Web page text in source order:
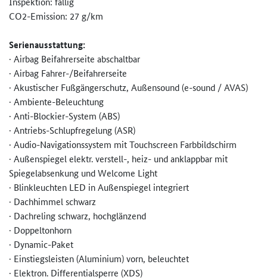
CO2-Emission: 27 g/km
Serienausstattung:
· Airbag Beifahrerseite abschaltbar
· Airbag Fahrer-/Beifahrerseite
· Akustischer Fußgängerschutz, Außensound (e-sound / AVAS)
· Ambiente-Beleuchtung
· Anti-Blockier-System (ABS)
· Antriebs-Schlupfregelung (ASR)
· Audio-Navigationssystem mit Touchscreen Farbbildschirm
· Außenspiegel elektr. verstell-, heiz- und anklappbar mit
Spiegelabsenkung und Welcome Light
· Blinkleuchten LED in Außenspiegel integriert
· Dachhimmel schwarz
· Dachreling schwarz, hochglänzend
· Doppeltonhorn
· Dynamic-Paket
· Einstiegsleisten (Aluminium) vorn, beleuchtet
· Elektron. Differentialsperre (XDS)